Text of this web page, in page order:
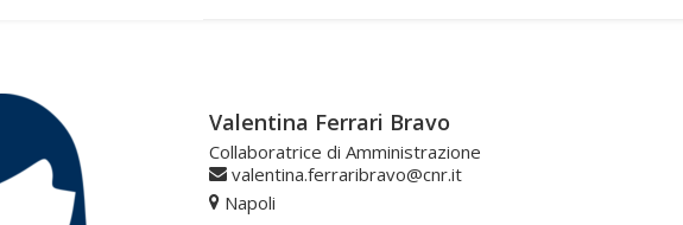
Valentina Ferrari Bravo
Collaboratrice di Amministrazione
Napoli
valentina.ferraribravo@cnr.it